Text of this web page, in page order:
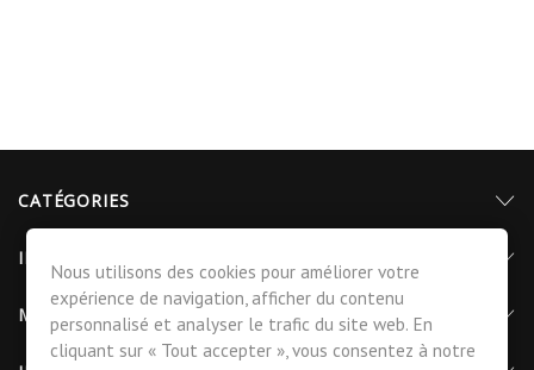
CATÉGORIES
INFORMATIONS
MON COMPTE
Nous utilisons des cookies pour améliorer votre
expérience de navigation, afficher du contenu
personnalisé et analyser le trafic du site web. En
cliquant sur « Tout accepter », vous consentez à notre